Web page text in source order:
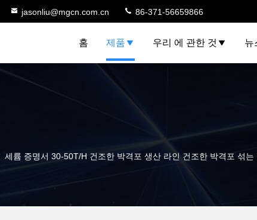
jasonliu@mgcn.com.cn 86-371-56659866
홈 제품 우리 에 관한 것 뉴
세륨 증명서 30-50T/H 건조한 박격포 생산 라인 건조한 박격포 섞는